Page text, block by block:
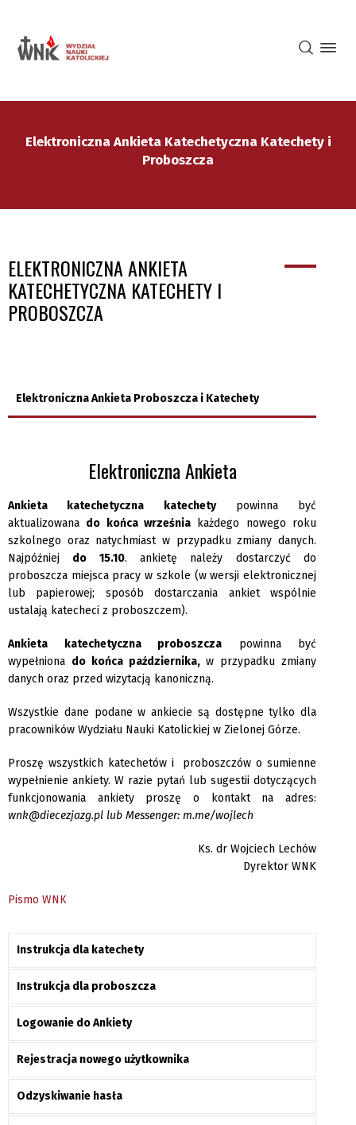
Elektroniczna Ankieta Katechetyczna Katechety i
Proboszcza
ELEKTRONICZNA ANKIETA
KATECHETYCZNA KATECHETY I
PROBOSZCZA
Elektroniczna Ankieta Proboszcza i Katechety
Elektroniczna Ankieta
Ankieta katechetyczna katechetypowinna być
aktualizowana do końca września każdego nowego roku
szkolnego oraz natychmiast w przypadku zmiany danych.
Najpóźniej do 15.10. ankietę należy dostarczyć do
proboszcza miejsca pracy w szkole (w wersji elektronicznej
lub papierowej; sposób dostarczania ankiet wspólnie
ustalają katecheci z proboszczem).
Ankieta katechetyczna proboszcza powinna być
wypełniona do końca października, w przypadku zmiany
danych oraz przed wizytacją kanoniczną.
Wszystkie dane podane w ankiecie są dostępne tylko dla
pracowników Wydziału Nauki Katolickiej w Zielonej Górze.
Proszę wszystkich katechetów i proboszczów o sumienne
wypełnienie ankiety. W razie pytań lub sugestii dotyczących
funkcjonowania ankiety proszę o kontakt na adres:
wnk@diecezjazg.pl lub Messenger: m.me/wojlech
Ks. dr Wojciech Lechów
Dyrektor WNK
Pismo WNK
Instrukcja dla katechety
Instrukcja dla proboszcza
Logowanie do Ankiety
Rejestracja nowego użytkownika
Odzyskiwanie hasła